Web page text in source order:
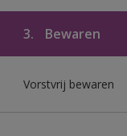
3. Bewaren
Vorstvrij bewaren